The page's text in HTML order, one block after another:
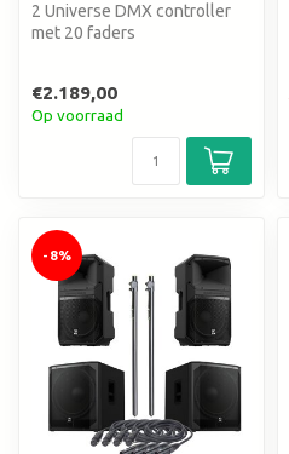
2 Universe DMX controller
met 20 faders
€2.189,00
Op voorraad
-8%